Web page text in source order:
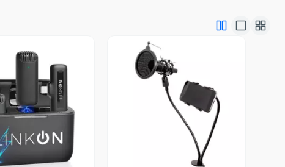
Vista Previa Vista Previa